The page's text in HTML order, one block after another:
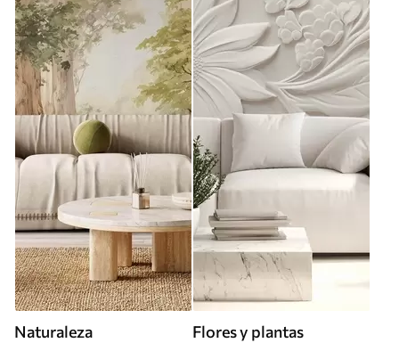
Naturaleza Flores y plantas